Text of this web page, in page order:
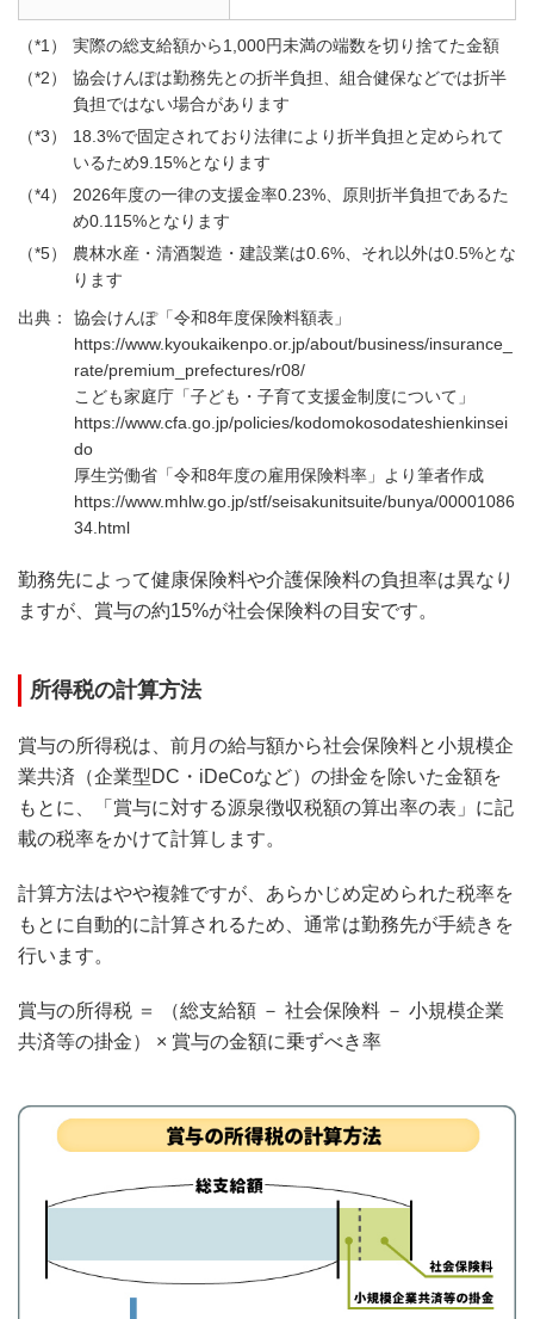
実際の総支給額から1,000円未満の端数を切り捨てた金額
協会けんぽは勤務先との折半負担、組合健保などでは折半
負担ではない場合があります
18.3%で固定されており法律により折半負担と定められて
いるため9.15%となります
2026年度の一律の支援金率0.23%、原則折半負担であるた
め0.115%となります
農林水産・清酒製造・建設業は0.6%、それ以外は0.5%とな
ります
協会けんぽ「令和8年度保険料額表」
https://www.kyoukaikenpo.or.jp/about/business/insurance_
rate/premium_prefectures/r08/
こども家庭庁「子ども・子育て支援金制度について」
https://www.cfa.go.jp/policies/kodomokosodateshienkinsei
do
厚生労働省「令和8年度の雇用保険料率」より筆者作成
https://www.mhlw.go.jp/stf/seisakunitsuite/bunya/00001086
34.html
勤務先によって健康保険料や介護保険料の負担率は異なり
ますが、賞与の約15%が社会保険料の目安です。
所得税の計算方法
賞与の所得税は、前月の給与額から社会保険料と小規模企
業共済（企業型DC・iDeCoなど）の掛金を除いた金額を
もとに、「賞与に対する源泉徴収税額の算出率の表」に記
載の税率をかけて計算します。
計算方法はやや複雑ですが、あらかじめ定められた税率を
もとに自動的に計算されるため、通常は勤務先が手続きを
行います。
賞与の所得税 ＝ （総支給額 － 社会保険料 － 小規模企業
共済等の掛金） × 賞与の金額に乗ずべき率